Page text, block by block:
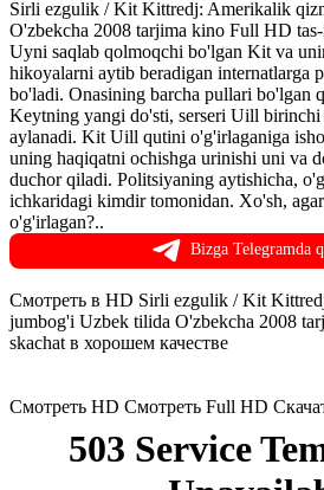
Sirli ezgulik / Kit Kittredj: Amerikalik
O'zbekcha 2008 tarjima kino Full HD
Uyni saqlab qolmoqchi bo'lgan Kit va
hikoyalarni aytib beradigan internatlarga
bo'ladi. Onasining barcha pullari bo'lgan
Keytning yangi do'sti, serseri Uill birinchi
aylanadi. Kit Uill qutini o'g'irlaganiga
uning haqiqatni ochishga urinishi uni va
duchor qiladi. Politsiyaning aytishicha,
ichkaridagi kimdir tomonidan. Xo'sh,
o'g'irlagan?..
Bizga Telegramda
Смотреть в HD Sirli ezgulik / Kit
jumbog'i Uzbek tilida O'zbekcha 2008
skachat в хорошем качестве
Смотреть HD Смотреть Full HD